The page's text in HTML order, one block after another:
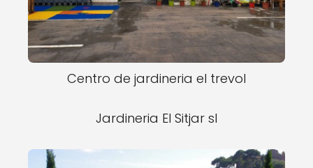
Centro de jardineria el trevol
Jardineria El Sitjar sl